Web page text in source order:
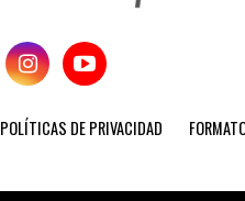
POLÍTICAS DE PRIVACIDAD